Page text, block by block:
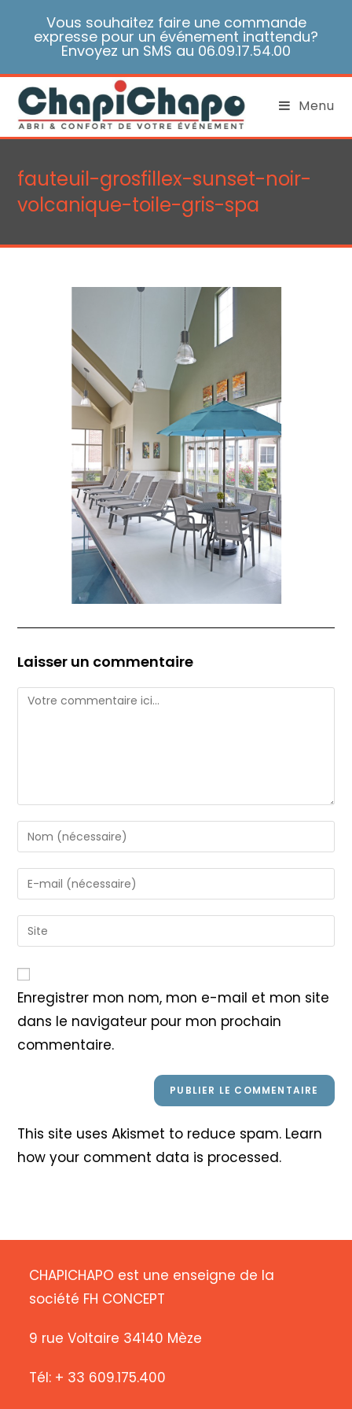
Vous souhaitez faire une commande
expresse pour un événement inattendu?
Envoyez un SMS au 06.09.17.54.00
Menu
fauteuil-grosfillex-sunset-noir-
volcanique-toile-gris-spa
Laisser un commentaire
Comment
Enter
your
name
or
to
comment
Enter
your
email
address
Saisir
l’URL
votre
site
(facultatif)
Enregistrer mon nom, mon e-mail et mon site
dans le navigateur pour mon prochain
commentaire.
This site uses Akismet to reduce spam. Learn
how your comment data is processed.
CHAPICHAPO est une enseigne de la
société FH CONCEPT
9 rue Voltaire 34140 Mèze
Tél: + 33 609.175.400